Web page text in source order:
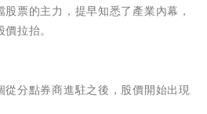
票的主力，提早知悉了產業內幕，
拉抬。
分點券商進駐之後，股價開始出現